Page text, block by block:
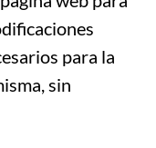
para la
sin